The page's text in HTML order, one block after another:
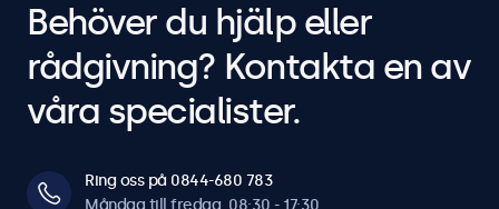
Behöver du hjälp eller
rådgivning? Kontakta en av
våra specialister.
Ring oss på 0844-680 783